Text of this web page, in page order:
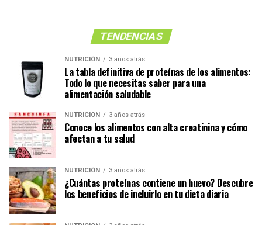
TENDENCIAS
NUTRICIÓN 3 años atrás
La tabla definitiva de proteínas de los alimentos:
Todo lo que necesitas saber para una
alimentación saludable
NUTRICIÓN 3 años atrás
Conoce los alimentos con alta creatinina y cómo
afectan a tu salud
NUTRICIÓN 3 años atrás
¿Cuántas proteínas contiene un huevo? Descubre
los beneficios de incluirlo en tu dieta diaria